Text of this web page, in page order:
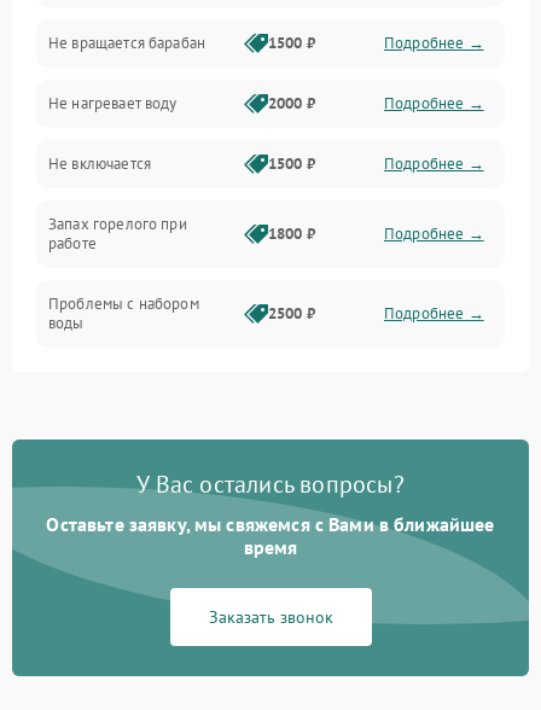
Слив
Программное обеспечение
Не вращается барабан 1500 ₽ Подробнее →
Не нагревает воду 2000 ₽ Подробнее →
Не включается 1500 ₽ Подробнее →
Запах горелого при
работе
1800 ₽ Подробнее →
Проблемы с набором
воды
2500 ₽ Подробнее →
Замена платы управления 2200 ₽ Подробнее →
У Вас остались вопросы?
Оставьте заявку, мы свяжемся с Вами в ближайшее
время
Заказать звонок